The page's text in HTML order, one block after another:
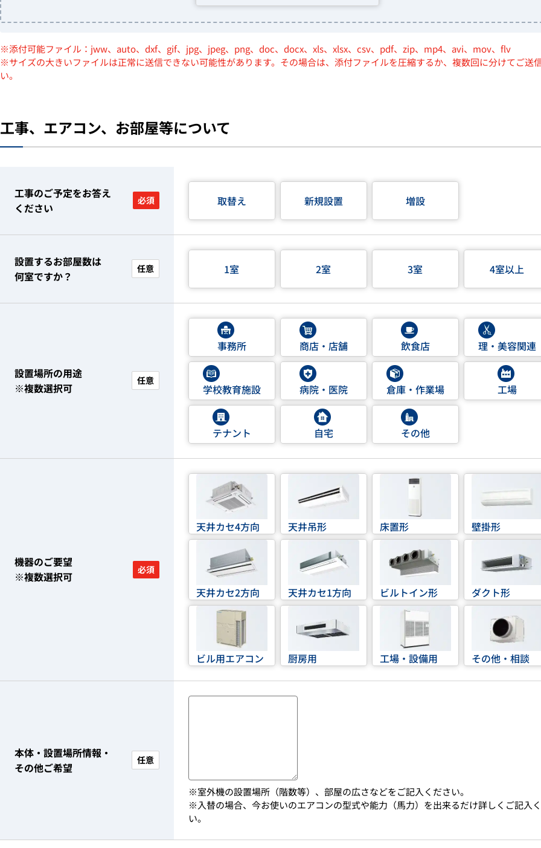
※添付可能ファイル：jww、auto、dxf、gif、jpg、jpeg、png、doc、docx、xls、xlsx、csv、pdf、zip、mp4、avi、mov、flv
※サイズの大きいファイルは正常に送信できない可能性があります。その場合は、添付ファイルを圧縮するか、複数回に分けてご送
い。
工事、エアコン、お部屋等について
工事のご予定をお答え
ください
必須 取替え 新規設置 増設
設置するお部屋数は
何室ですか？
任意 1室 2室 3室 4室以上
設置場所の用途
※複数選択可
任意
事務所 商店・店舗 飲食店 理・美容関連
学校教育施設 病院・医院 倉庫・作業場 工場
テナント 自宅 その他
機器のご要望
※複数選択可
必須
天井カセ4方向 天井吊形 床置形 壁掛形
天井カセ2方向 天井カセ1方向 ビルトイン形 ダクト形
ビル用エアコン 厨房用 工場・設備用 その他・相談
本体・設置場所情報・
その他ご希望
任意
※室外機の設置場所（階数等）、部屋の広さなどをご記入ください。
※入替の場合、今お使いのエアコンの型式や能力（馬力）を出来るだけ詳しくご記入
い。